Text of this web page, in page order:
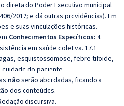
direta do Poder Executivo municipal
2012; e dá outras providências). Em
e suas vinculações históricas.
Conhecimentos Específicos: 4.
em saúde coletiva. 17.1
esquistossomose, febre tifoide,
cuidado do paciente.
nãoserão abordadas, ficando a
dos conteúdos.
discursiva.